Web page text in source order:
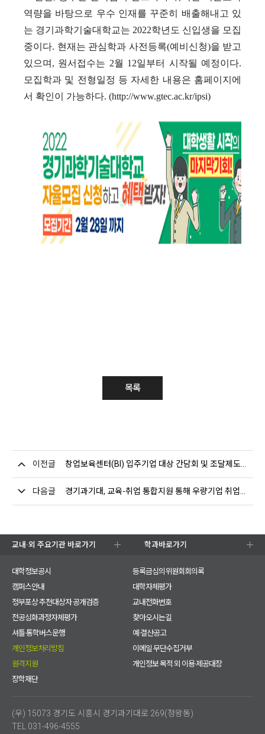
역량을 바탕으로 우수 인재를 꾸준히 배출해내고 있
는 경기과학기술대학교는 2022학년도 신입생을 모집
중이다. 현재는 관심학과 사전등록(예비신청)을 받고
있으며 , 원서접수는 2월 12일부터 시작될 예정이다.
모집학과 및 전형일정 등 자세한 내용은 홈페이지에
서 확인이 가능하다. (http://www.gtec.ac.kr/ipsi)
목록
이전글
다음글
교내·외 주요기관 바로가기 학과바로가기
대학정보공시
등록금심의위원회회의록
캠퍼스안내
대학자체평가
정부포상 추천대상자 공개검증
교내전화번호
전공심화과정자체평가
찾아오시는길
셔틀·통학버스운행
예·결산공고
개인정보처리방침
이메일 무단수집거부
원격지원
개인정보 목적 외 이용·제공대장
장학재단
(우) 15073 경기도 시흥시 경기과기대로 269(정왕동)
TEL 031-496-4555